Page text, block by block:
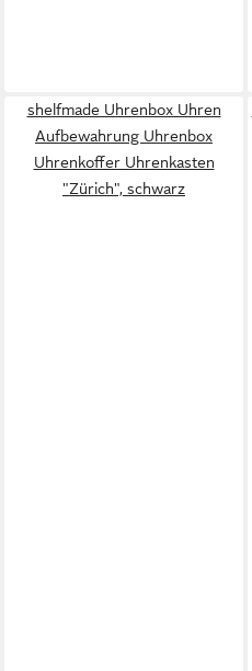
shelfmade Uhrenbox Uhren
Aufbewahrung Uhrenbox
Uhrenkoffer Uhrenkasten
"Zürich", schwarz